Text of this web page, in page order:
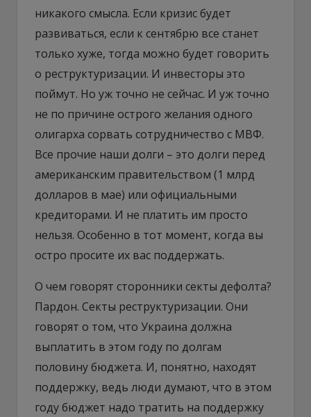
никакого смысла. Если кризис будет
развиваться, если к сентябрю все станет
только хуже, тогда можно будет говорить
о реструктуризации. И инвесторы это
поймут. Но уж точно не сейчас. И уж точно
не по причине острого желания одного
олигарха сорвать сотрудничество с МВФ.
Все прочие наши долги – это долги перед
американским правительством (1 млрд
долларов в мае) или официальными
кредиторами. И не платить им просто
нельзя. Особенно в тот момент, когда вы
остро просите их вас поддержать.
О чем говорят сторонники секты дефолта?
Пардон. Секты реструктуризации. Они
говорят о том, что Украина должна
выплатить в этом году по долгам
половину бюджета. И, понятно, находят
поддержку, ведь люди думают, что в этом
году бюджет надо тратить на поддержку